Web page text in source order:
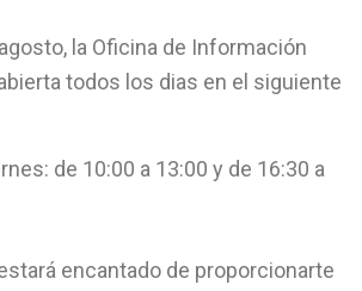
la Oficina de Información
todos los dias en el siguiente
de 10:00 a 13:00 y de 16:30 a
encantado de proporcionarte